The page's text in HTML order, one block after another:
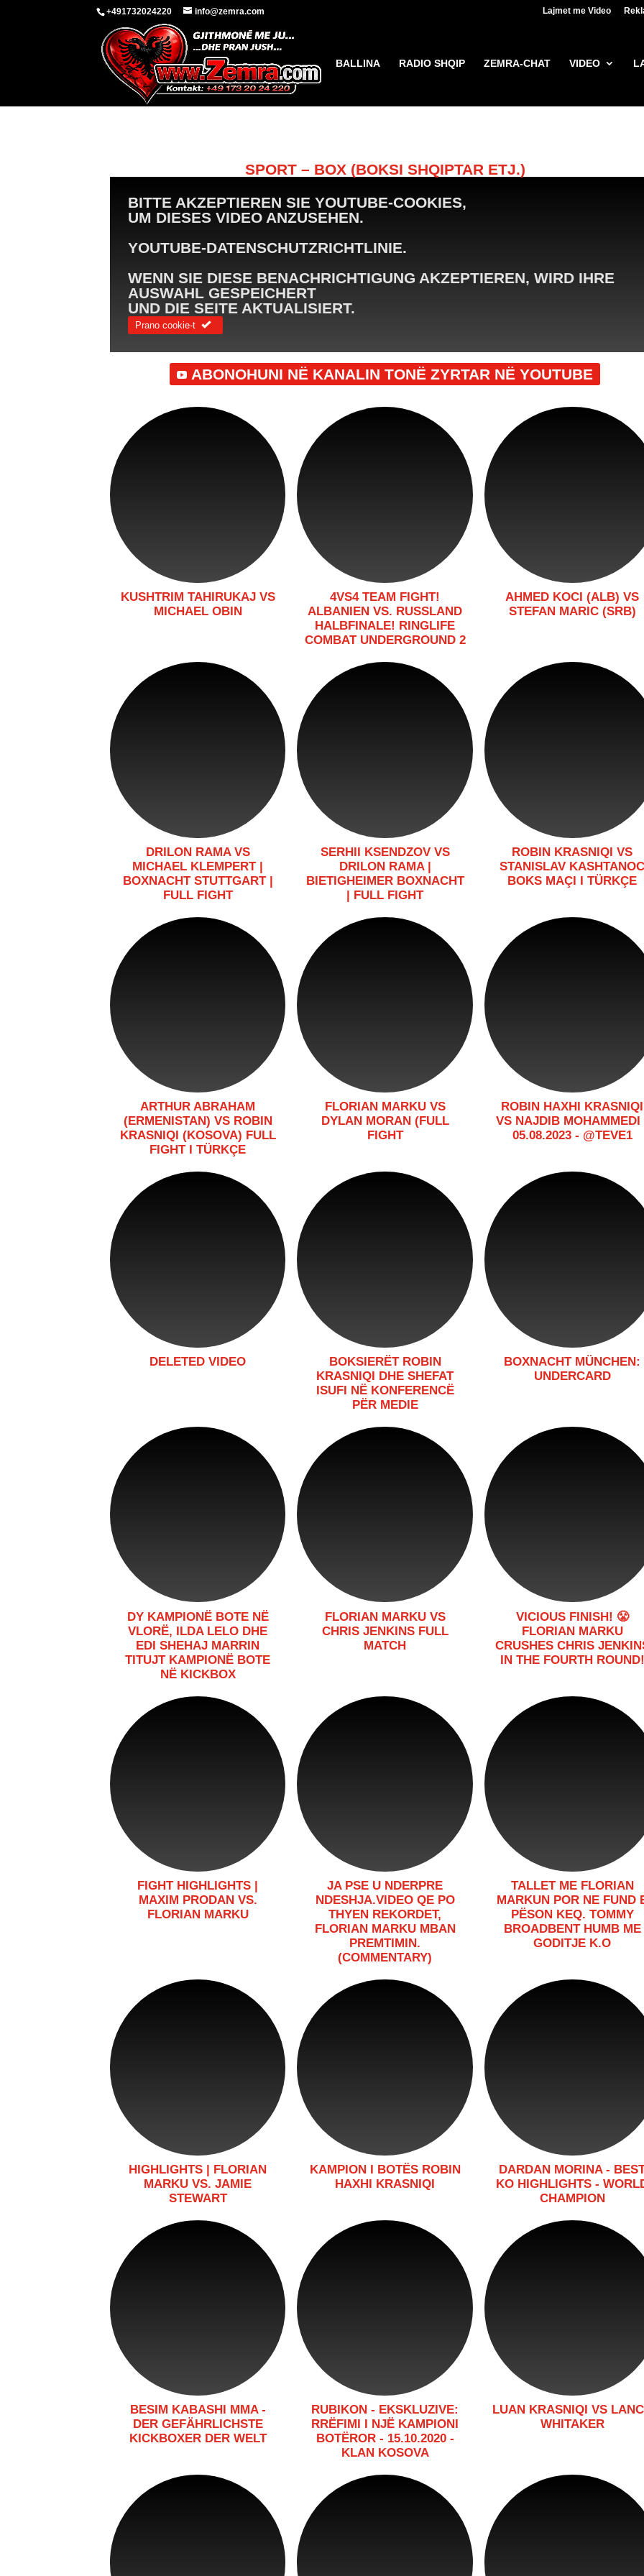
+491732024220 info@zemra.com Lajmet me Video
BALLINA RADIO SHQIP ZEMRA-CHAT VIDEO
SPORT – BOX (BOKSI SHQIPTAR ETJ.)
BITTE AKZEPTIEREN SIE YOUTUBE-COOKIES,
UM DIESES VIDEO ANZUSEHEN.
YOUTUBE-DATENSCHUTZRICHTLINIE.
WENN SIE DIESE BENACHRICHTIGUNG AKZEPTIEREN, WIRD IHRE
AUSWAHL GESPEICHERT
UND DIE SEITE AKTUALISIERT.
Prano cookie-t
ABONOHUNI NË KANALIN TONË ZYRTAR NË YOUTUBE
KUSHTRIM TAHIRUKAJ VS
MICHAEL OBIN
4VS4 TEAM FIGHT!
ALBANIEN VS. RUSSLAND
HALBFINALE! RINGLIFE
COMBAT UNDERGROUND 2
AHMED KOCI (ALB) VS
STEFAN MARIC (SRB)
DRILON RAMA VS
MICHAEL KLEMPERT |
BOXNACHT STUTTGART |
FULL FIGHT
SERHII KSENDZOV VS
DRILON RAMA |
BIETIGHEIMER BOXNACHT
| FULL FIGHT
ROBIN KRASNIQI VS
STANISLAV
BOKS MAÇI I TÜRKÇE
ARTHUR ABRAHAM
(ERMENISTAN) VS ROBIN
KRASNIQI (KOSOVA) FULL
FIGHT I TÜRKÇE
FLORIAN MARKU VS
DYLAN MORAN (FULL
FIGHT
ROBIN HAXHI KRASNIQI
VS NAJDIB MOHAMMEDI
05.08.2023 - @TEVE1
DELETED VIDEO
BOKSIERËT ROBIN
KRASNIQI DHE SHEFAT
ISUFI NË KONFERENCË
PËR MEDIE
BOXNACHT MÜNCHEN:
UNDERCARD
DY KAMPIONË BOTE NË
VLORË, ILDA LELO DHE
EDI SHEHAJ MARRIN
TITUJT KAMPIONË BOTE
NË KICKBOX
FLORIAN MARKU VS
CHRIS JENKINS FULL
MATCH
VICIOUS FINISH! 😤
FLORIAN MARKU
CRUSHES CHRIS
IN THE FOURTH ROUND!
FIGHT HIGHLIGHTS |
MAXIM PRODAN VS.
FLORIAN MARKU
JA PSE U NDERPRE
NDESHJA.VIDEO QE PO
THYEN REKORDET,
FLORIAN MARKU MBAN
PREMTIMIN.
(COMMENTARY)
TALLET ME FLORIAN
MARKUN POR NE FUND
PËSON KEQ. TOMMY
BROADBENT HUMB ME
GODITJE K.O
HIGHLIGHTS | FLORIAN
MARKU VS. JAMIE
STEWART
KAMPION I BOTËS ROBIN
HAXHI KRASNIQI
DARDAN MORINA -
KO HIGHLIGHTS -
CHAMPION
BESIM KABASHI MMA -
DER GEFÄHRLICHSTE
KICKBOXER DER WELT
RUBIKON - EKSKLUZIVE:
RRËFIMI I NJË KAMPIONI
BOTËROR - 15.10.2020 -
KLAN KOSOVA
LUAN KRASNIQI VS
WHITAKER